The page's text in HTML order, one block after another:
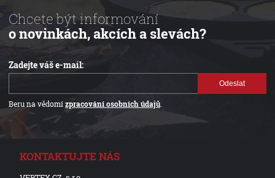
Chcete být informování
o novinkách, akcích a slevách?
Zadejte váš e-mail:
Odeslat
Beru na vědomízpracování osobních údajů.
KONTAKTUJTE NÁS